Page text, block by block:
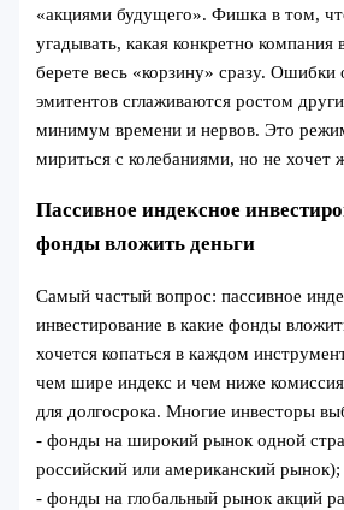
«акциями будущего». Фишка в том,
угадывать, какая конкретно компания
берете весь «корзину» сразу. Ошибки
эмитентов сглаживаются ростом
минимум времени и нервов. Это
мириться с колебаниями, но не хочет
Пассивное индексное
фонды вложить деньги
Самый частый вопрос: пассивное
инвестирование в какие фонды
хочется копаться в каждом
чем шире индекс и чем ниже
для долгосрока. Многие инвесторы
- фонды на широкий рынок одной
российский или американский рынок);
- фонды на глобальный рынок акций